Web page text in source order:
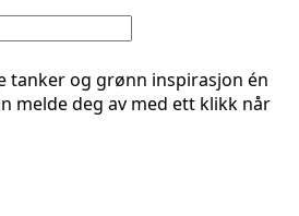
tanker og grønn inspirasjon én
melde deg av med ett klikk når